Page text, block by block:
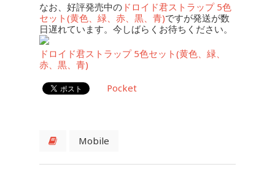
なお、好評発売中の ドロイド君ストラップ 5色
セット(黄色、緑、赤、黒、青)ですが発送が数
日遅れています。今しばらくお待ちください。
ドロイド君ストラップ 5色セット(黄色、緑、
赤、黒、青)
Pocket
Mobile